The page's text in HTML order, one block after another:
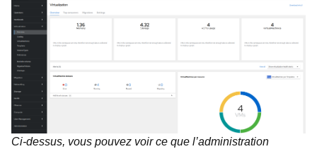
Ci-dessus, vous pouvez voir ce que l’administration